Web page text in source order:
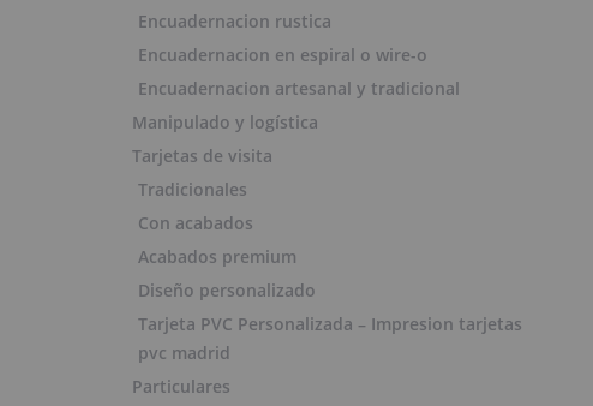
Encuadernacion rustica
Encuadernacion en espiral o wire-o
Encuadernacion artesanal y tradicional
Manipulado y logística
Tarjetas de visita
Tradicionales
Con acabados
Acabados premium
Diseño personalizado
Tarjeta PVC Personalizada – Impresion tarjetas
pvc madrid
Particulares